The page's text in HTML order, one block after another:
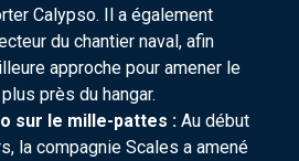
Calypso. Il a également
du chantier naval, afin
approche pour amener le
près du hangar.
sur le mille-pattes : Au début
la compagnie Scales a amené